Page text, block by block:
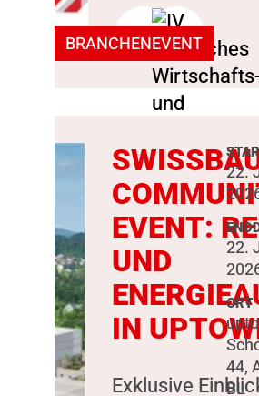
BRANCHENEVENT
EVENT:
UND
IN
Exklusive
22.
22.
ORT
44,
BL